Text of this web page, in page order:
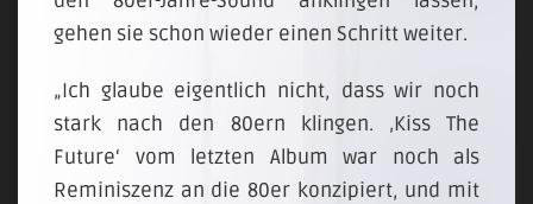
gehen sie schon wieder einen Schritt weiter.
„Ich glaube eigentlich nicht, dass wir noch
stark nach den 80ern klingen. ‚Kiss The
Future‘ vom letzten Album war noch als
Reminiszenz an die 80er konzipiert, und mit